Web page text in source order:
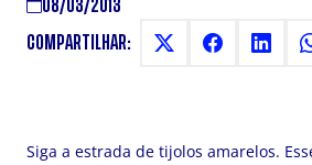
08/03/2013
COMPARTILHAR:
Siga a estrada de tijolos amarelos.